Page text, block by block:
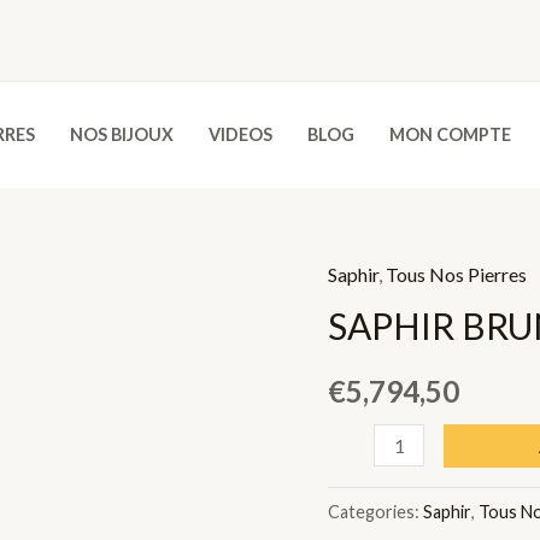
NOS BIJOUX VIDEOS BLOG MON COMPTE
Saphir, Tous Nos Pierres
SAPHIR
€5,794,50
-
Categories: Saphir, Tous